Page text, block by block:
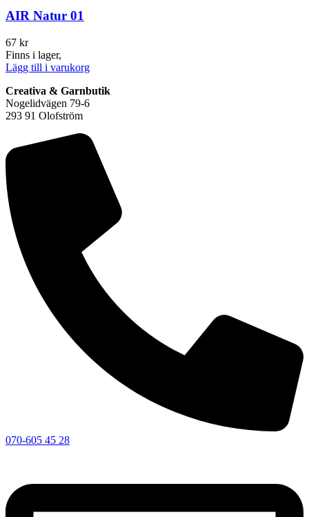
AIR Natur 01
67 kr
Finns i lager,
Lägg till i varukorg
Creativa & Garnbutik
Nogelidvägen 79-6
293 91 Olofström
070-605 45 28